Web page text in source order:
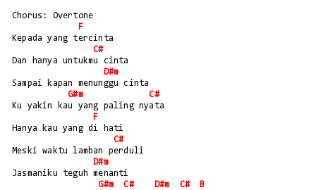
Chorus: Overtone
F
Kepada yang tercinta
C#
Dan hanya untukmu cinta
D#m
Sampai kapan menunggu cinta
G#m
C#
Ku yakin kau yang paling nyata
F
Hanya kau yang di hati
C#
Meski waktu lamban perduli
D#m
Jasmaniku teguh menanti
G#m
C# D#m C#
B